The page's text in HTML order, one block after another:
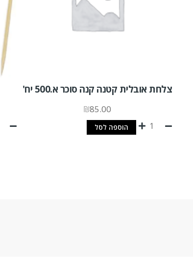
צלחת אובלית קטנה קנה סוכר א.500 יח'
₪85.00
הוספה לסל